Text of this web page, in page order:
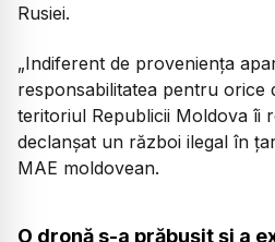
Rusiei.
„Indiferent de provenienţa
responsabilitatea pentru orice
teritoriul Republicii Moldova îi
declanşat un război ilegal în
MAE moldovean.
O dronă s-a prăbușit și a